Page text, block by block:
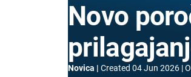
Novo
Novica Created 04 Jun 2026